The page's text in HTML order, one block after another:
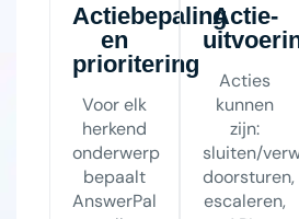
Actiebepaling
en
prioritering
Voor elk
herkend
onderwerp
bepaalt
AnswerPal
Actie-
Acties
kunnen
zijn:
sluiten/
doorsturen,
escaleren,